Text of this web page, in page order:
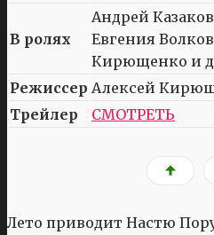
В ролях
Андрей
Евгения
Кирющенко и
Режиссер Алексей
Трейлер
СМОТРЕТЬ
Лето приводит Настю